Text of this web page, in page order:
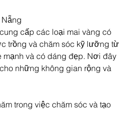
cấp các loại mai vàng có
trồng và chăm sóc kỹ lưỡng từ
mạnh và có dáng đẹp. Nơi đây
những không gian rộng và
trong việc chăm sóc và tạo